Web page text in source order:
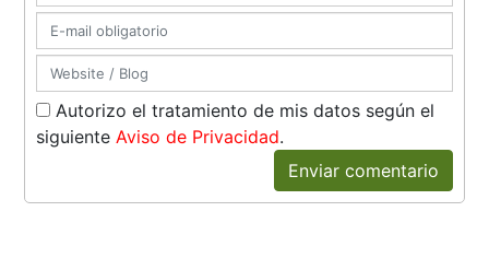
Autorizo el tratamiento de mis datos según el
siguienteAviso de Privacidad.
Enviar comentario